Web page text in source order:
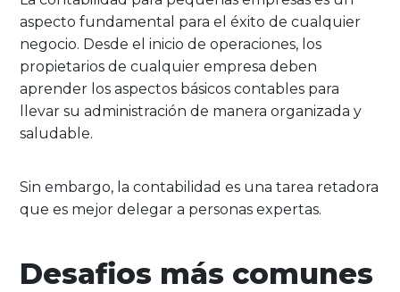
aspecto fundamental para el éxito de cualquier
negocio. Desde el inicio de operaciones, los
propietarios de cualquier empresa deben
aprender los aspectos básicos contables para
llevar su administración de manera organizada y
saludable.
Sin embargo, la contabilidad es una tarea retadora
que es mejor delegar a personas expertas.
Desafios más comunes